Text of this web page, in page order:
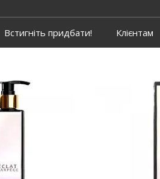
Встигніть придбати! Клієнтам